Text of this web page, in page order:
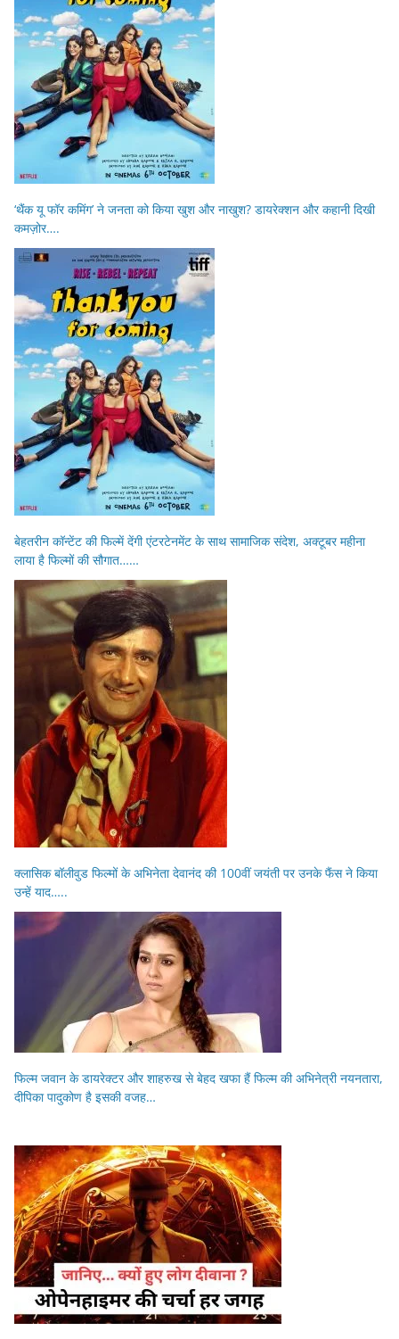
‘थैंक यू फॉर कमिंग’ ने जनता को किया खुश और नाखुश? डायरेक्शन और कहानी दिखी
कमज़ोर….
बेहतरीन कॉन्टेंट की फिल्में देंगी एंटरटेनमेंट के साथ सामाजिक संदेश, अक्टूबर महीना
लाया है फिल्मों की सौगात……
क्लासिक बॉलीवुड फिल्मों के अभिनेता देवानंद की 100वीं जयंती पर उनके फैंस ने किया
उन्हें याद…..
फिल्म जवान के डायरेक्टर और शाहरुख से बेहद खफा हैं फिल्म की अभिनेत्री नयनतारा,
दीपिका पादुकोण है इसकी वजह…